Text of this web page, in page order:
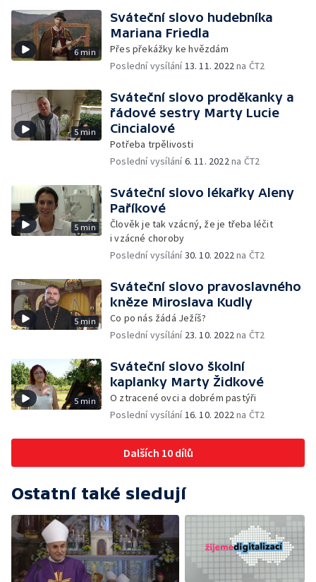
6 min
Sváteční slovo hudebníka
Mariana Friedla
Přes překážky ke hvězdám
Poslední vysílání13. 11. 2022na ČT2
5 min
Sváteční slovo proděkanky a
řádové sestry Marty Lucie
Cincialové
Potřeba trpělivosti
Poslední vysílání6. 11. 2022na ČT2
5 min
Sváteční slovo lékařky Aleny
Paříkové
Člověk je tak vzácný, že je třeba léčit
i vzácné choroby
Poslední vysílání30. 10. 2022na ČT2
5 min
Sváteční slovo pravoslavného
kněze Miroslava Kudly
Co po nás žádá Ježíš?
Poslední vysílání 23. 10. 2022na ČT2
5 min
Sváteční slovo školní
kaplanky Marty Židkové
O ztracené ovci a dobrém pastýři
Poslední vysílání16. 10. 2022na ČT2
Dalších 10 dílů
Ostatní také sledují